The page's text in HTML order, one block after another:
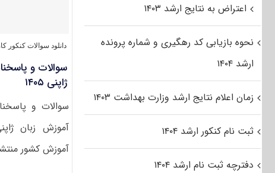
دانلود سوالات کنکور
سوالات و
ژاپنی ۱۴۰۵
سوالات و
آموزش کشور
اعتراض به نتایج ارشد ۱۴۰۳
نحوه بازیابی کد رهگیری و شماره پرونده
ارشد ۱۴۰۴
زمان اعلام نتایج ارشد وزارت بهداشت ۱۴۰۳
ثبت نام کنکور ارشد ۱۴۰۴
دفترچه ثبت نام ارشد ۱۴۰۴